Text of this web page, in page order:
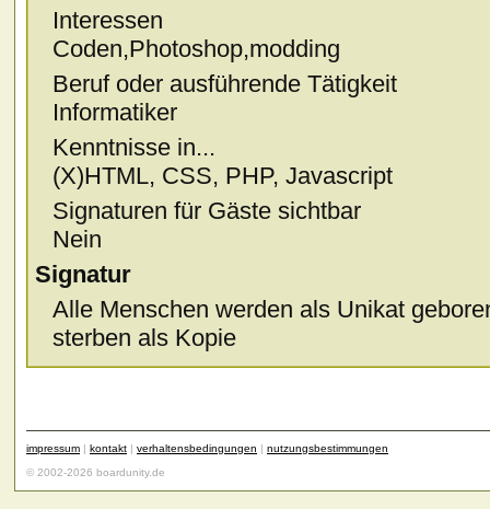
Interessen
Coden,Photoshop,modding
Beruf oder ausführende Tätigkeit
Informatiker
Kenntnisse in...
(X)HTML, CSS, PHP, Javascript
Signaturen für Gäste sichtbar
Nein
Signatur
Alle Menschen werden als Unikat
sterben als Kopie
impressum | kontakt | verhaltensbedingungen | nutzungsbestimmungen
© 2002-2026 boardunity.de